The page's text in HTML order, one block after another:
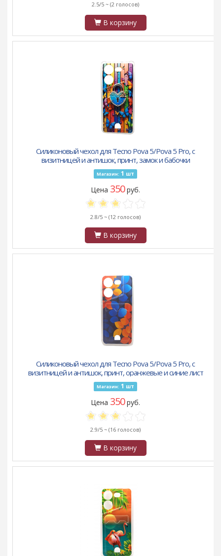
2.5/5 ~ (2 голосов)
В корзину
Силиконовый чехол для Tecno Pova 5/Pova 5 Pro, с
визитницей и антишок, принт, замок и бабочки
Магазин: 1 шт
Цена 350руб.
2.8/5 ~ (12 голосов)
В корзину
Силиконовый чехол для Tecno Pova 5/Pova 5 Pro, с
визитницей и антишок, принт, оранжевые и синие лист
Магазин: 1 шт
Цена 350руб.
2.9/5 ~ (16 голосов)
В корзину